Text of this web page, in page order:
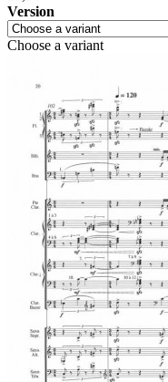
Version
Choose a variant